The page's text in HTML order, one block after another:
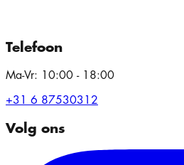
Telefoon
Ma-Vr: 10:00 - 18:00
+31 6 87530312
Volg ons